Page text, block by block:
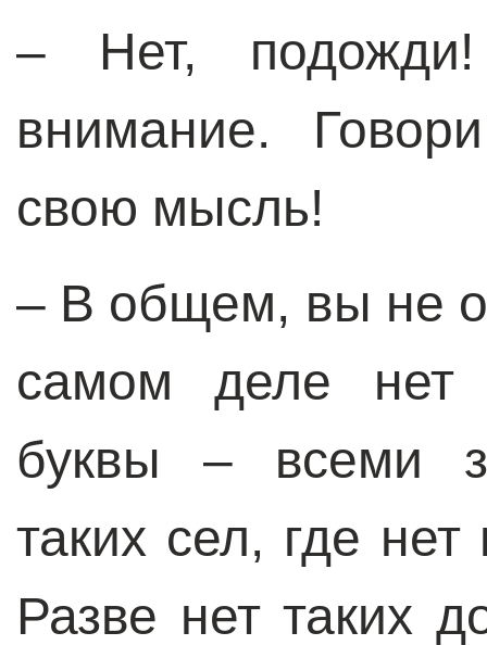
– Нет,
внимание.
свою мысль!
– В общем, вы не
самом деле нет
буквы – всеми
таких сел, где
Разве нет таких